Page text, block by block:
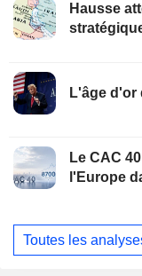
Hausse
L'âge d'or
Le CAC
l'Europe
Toutes les